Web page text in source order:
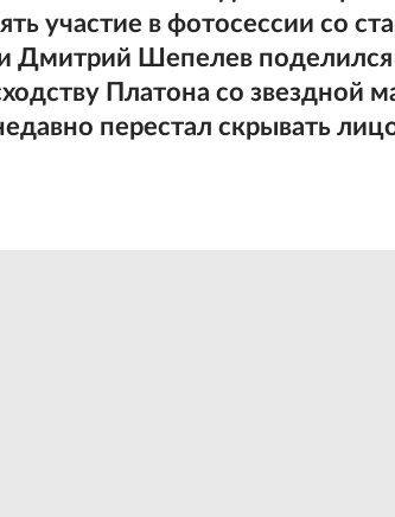
участие в фотосессии со
Дмитрий Шепелев
Платона со звездной
перестал скрывать